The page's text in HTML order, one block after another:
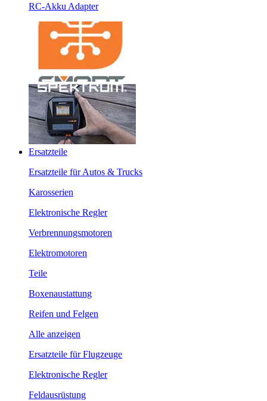
RC-Akku Adapter
Ersatzteile
Ersatzteile für Autos & Trucks
Karosserien
Elektronische Regler
Verbrennungsmotoren
Elektromotoren
Teile
Boxenaustattung
Reifen und Felgen
Alle anzeigen
Ersatzteile für Flugzeuge
Elektronische Regler
Feldausrüstung